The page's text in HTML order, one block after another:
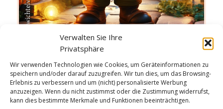
Verwalten Sie Ihre
Privatsphäre
Wir verwenden Technologien wie Cookies, um Geräteinformationen zu
speichern und/oder darauf zuzugreifen. Wir tun dies, um das Browsing-
Erlebnis zu verbessern und um (nicht) personalisierte Werbung
anzuzeigen. Wenn du nicht zustimmst oder die Zustimmung widerrufst,
kann dies bestimmte Merkmale und Funktionen beeinträchtigen.
Man kann nicht jeden Tag
Weiterlesen
Wie findest du diesen Beitrag?
[Total:2Average: